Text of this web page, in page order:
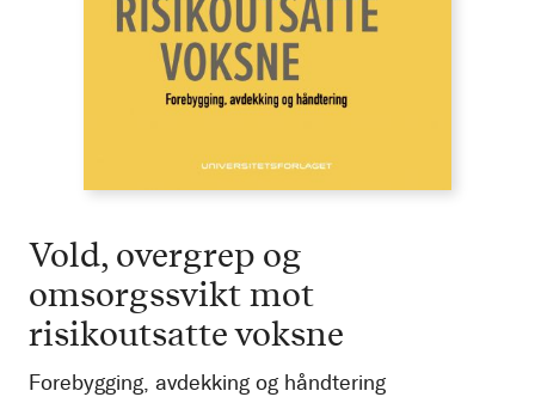
Vold, overgrep og
omsorgssvikt mot
risikoutsatte voksne
Forebygging, avdekking og håndtering